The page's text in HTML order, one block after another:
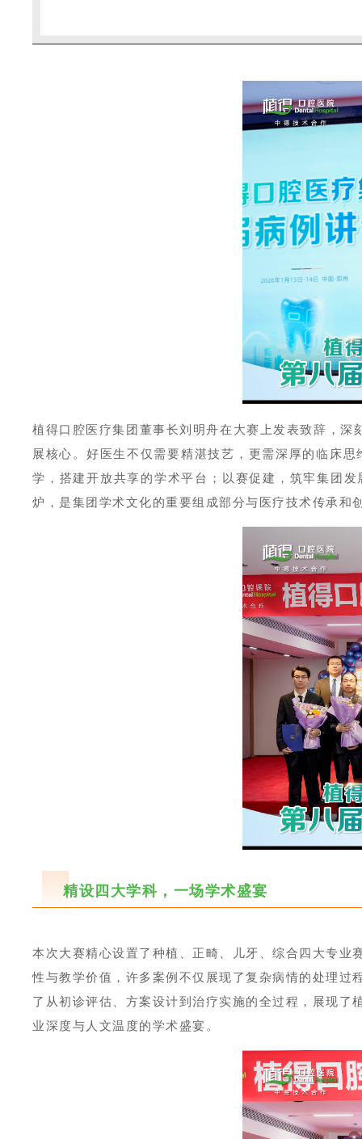
植得口腔医疗集团董事长刘明舟在大赛上发表致辞，
展核心。好医生不仅需要精湛技艺，更需深厚的临床
学，搭建开放共享的学术平台；以赛促建，筑牢集团
炉，是集团学术文化的重要组成部分与医疗技术传承和
精设四大学科，一场学术盛宴
本次大赛精心设置了种植、正畸、儿牙、综合四大专
性与教学价值，许多案例不仅展现了复杂病情的处理
了从初诊评估、方案设计到治疗实施的全过程，展现
业深度与人文温度的学术盛宴。